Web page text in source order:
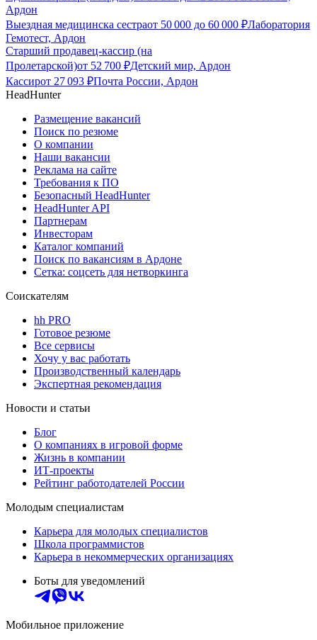
Ардон
Выездная медицинска сестраот 50 000 до 60 000 ₽Лаборатория
Гемотест, Ардон
Старший продавец-кассир (на
Пролетарской)от 52 700 ₽Детский мир, Ардон
Кассирот 27 093 ₽Почта России, Ардон
HeadHunter
Размещение вакансий
Поиск по резюме
О компании
Наши вакансии
Реклама на сайте
Требования к ПО
Безопасный HeadHunter
HeadHunter API
Партнерам
Инвесторам
Каталог компаний
Поиск по вакансиям в Ардоне
Сетка: соцсеть для нетворкинга
Соискателям
hh PRO
Готовое резюме
Все сервисы
Хочу у вас работать
Производственный календарь
Экспертная рекомендация
Новости и статьи
Блог
О компаниях в игровой форме
Жизнь в компании
ИТ-проекты
Рейтинг работодателей России
Молодым специалистам
Карьера для молодых специалистов
Школа программистов
Карьера в некоммерческих организациях
Боты для уведомлений
Мобильное приложение